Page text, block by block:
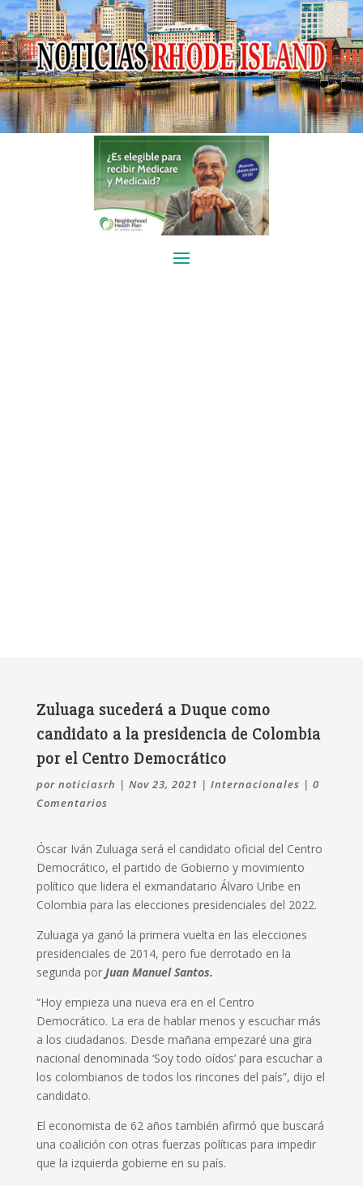
Zuluaga sucederá a Duque como
candidato a la presidencia de Colombia
por el Centro Democrático
por noticiasrh | Nov 23, 2021 | Internacionales | 0
Comentarios
Óscar Iván Zuluaga será el candidato oficial del Centro
Democrático, el partido de Gobierno y movimiento
político que lidera el exmandatario Álvaro Uribe en
Colombia para las elecciones presidenciales del 2022.
Zuluaga ya ganó la primera vuelta en las elecciones
presidenciales de 2014, pero fue derrotado en la
segunda por Juan Manuel Santos.
“Hoy empieza una nueva era en el Centro
Democrático. La era de hablar menos y escuchar más
a los ciudadanos. Desde mañana empezaré una gira
nacional denominada ‘Soy todo oídos’ para escuchar a
los colombianos de todos los rincones del país”, dijo el
candidato.
El economista de 62 años también afirmó que buscará
una coalición con otras fuerzas políticas para impedir
que la izquierda gobierne en su país.